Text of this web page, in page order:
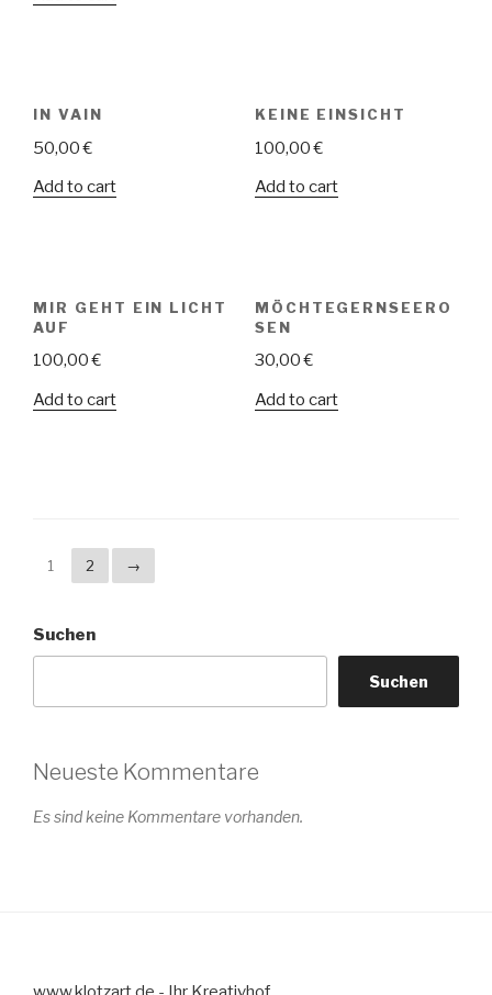
IN VAIN
50,00€
Add to cart
KEINE EINSICHT
100,00€
Add to cart
MIR GEHT EIN LICHT
AUF
100,00€
Add to cart
MÖCHTEGERNSEERO
SEN
30,00€
Add to cart
1 2 →
Suchen
Suchen
Neueste Kommentare
Es sind keine Kommentare vorhanden.